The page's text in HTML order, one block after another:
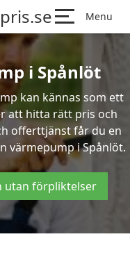
Menu
i Spånlöt
kan kännas som ett
att hitta rätt pris och
offerttjänst får du en
värmepump i Spånlöt.
utan förpliktelser